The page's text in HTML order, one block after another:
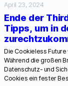
April 23, 2024
Ende der
Tipps, um in
Die Cookieless
Während die großen
Datenschutz- und
Cookies ein fester